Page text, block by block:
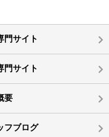
門サイト
門サイト
要
フブログ